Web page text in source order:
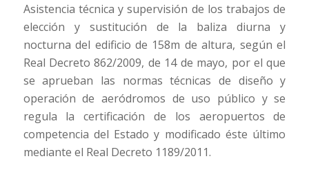
Asistencia técnica y supervisión de los trabajos de
elección y sustitución de la baliza diurna y
nocturna del edificio de 158m de altura, según el
Real Decreto 862/2009, de 14 de mayo, por el que
se aprueban las normas técnicas de diseño y
operación de aeródromos de uso público y se
regula la certificación de los aeropuertos de
competencia del Estado y modificado éste último
mediante el Real Decreto 1189/2011.